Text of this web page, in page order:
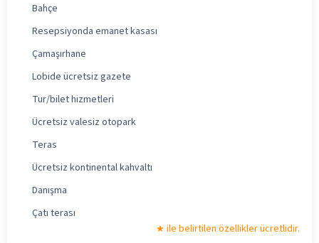
Bahçe
Resepsiyonda emanet kasası
Çamaşırhane
Lobide ücretsiz gazete
Tur/bilet hizmetleri
Ücretsiz valesiz otopark
Teras
Ücretsiz kontinental kahvaltı
Danışma
Çatı terası
ile belirtilen özellikler ücretlidir.